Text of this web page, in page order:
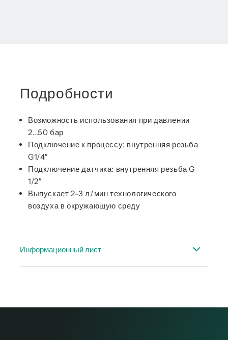
Подробности
Возможность использования при давлении
2...50 бар
Подключение к процессу: внутренняя резьба
G1/4″
Подключение датчика: внутренняя резьба G
1/2″
Выпускает 2-3 л/мин технологического
воздуха в окружающую среду
Информационный лист